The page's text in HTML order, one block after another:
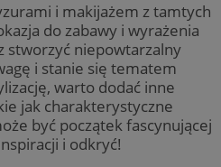
i makijażem z tamtych
do zabawy i wyrażenia
stworzyć niepowtarzalny
i stanie się tematem
warto dodać inne
jak charakterystyczne
być początek fascynującej
i odkryć!